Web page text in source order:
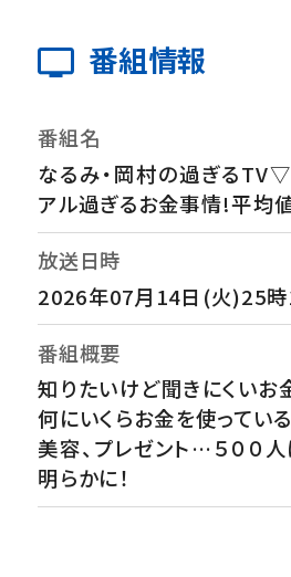
番組情報
番組名
なるみ・岡村の過ぎる
アル過ぎるお金事情!平均
放送日時
2026年07月14日(火)25
番組概要
知りたいけど聞きにくいお
何にいくらお金を使ってい
美容、プレゼント…５００
明らかに！